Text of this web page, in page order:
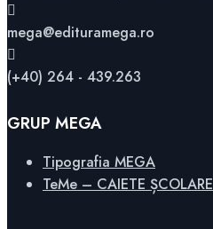
mega@edituramega.ro
(+40) 264 - 439.263
GRUP MEGA
Tipografia MEGA
TeMe – CAIETE ȘCOLARE